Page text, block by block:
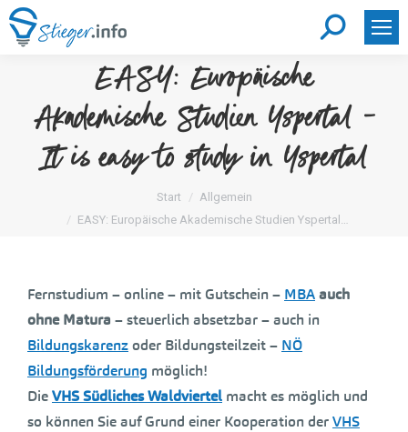
Search:
EASY: Europäische
Akademische Studien Yspertal –
It is easy to study in Yspertal
Sie befinden sich hier:Start
Allgemein
EASY: Europäische Akademische Studien Yspertal…
Fernstudium – online – mit Gutschein – MBAauch
ohne Matura – steuerlich absetzbar – auch in
Bildungskarenzoder Bildungsteilzeit – NÖ
Bildungsförderung möglich!
DieVHS Südliches Waldviertel macht es möglich und
so können Sie auf Grund einer Kooperation derVHS